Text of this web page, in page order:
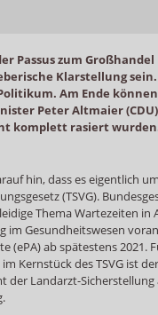
Passus zum
Klarstellung
Am Ende
Peter Altmaier
komplett rasiert
hin, dass es eigentlich
(TSVG).
Thema Wartezeiten in
im Gesundheitswesen
(ePA) ab spätestens 2021.
Kernstück des TSVG ist
der Landarzt-Sicherstellung